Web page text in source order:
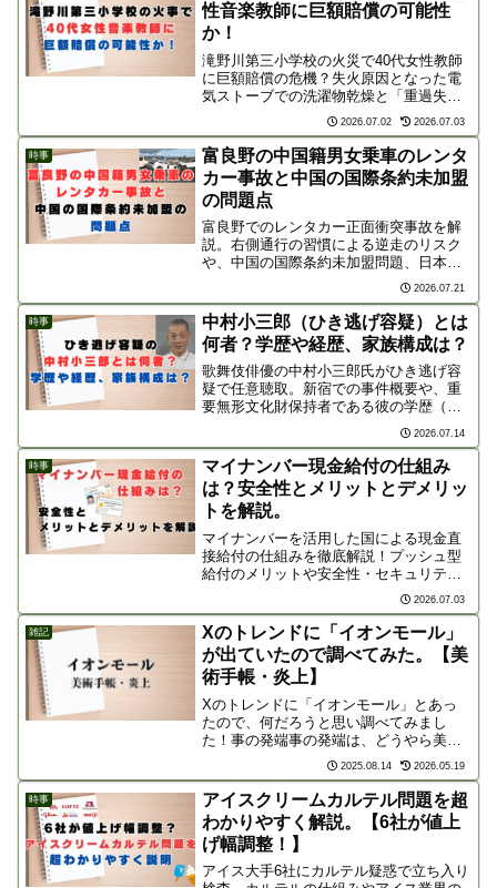
性音楽教師に巨額賠償の可能性
か！
滝野川第三小学校の火災で40代女性教師
に巨額賠償の危機？失火原因となった電
気ストーブでの洗濯物乾燥と「重過失」
の判断基準、学校側の安全管理責任、数
億円規模とされる賠償金の内訳を分かり
やすく解説します。
2026.07.02 2026.07.03
時事
富良野の中国籍男女乗車のレンタ
カー事故と中国の国際条約未加盟
の問題点
富良野でのレンタカー正面衝突事故を解
説。右側通行の習慣による逆走のリスク
や、中国の国際条約未加盟問題、日本で
運転できる理由（カラクリ）、外免切替
の課題や今後求められる事故防止対策を
分かりやすく紹介します。
2026.07.21
時事
中村小三郎（ひき逃げ容疑）とは
何者？学歴や経歴、家族構成は？
歌舞伎俳優の中村小三郎氏がひき逃げ容
疑で任意聴取。新宿での事件概要や、重
要無形文化財保持者である彼の学歴（修
業歴）、経歴、中村屋での家族以上の
絆、今後の書類送検や免許取り消し等の
展開を徹底解説。
2026.07.14
時事
マイナンバー現金給付の仕組み
は？安全性とメリットとデメリッ
トを解説。
マイナンバーを活用した国による現金直
接給付の仕組みを徹底解説！プッシュ型
給付のメリットや安全性・セキュリティ
の課題、減税を求めるネットのリアルな
声まで、新制度の問題点と利便性を分か
りやすく紹介。
2026.07.03
雑記
Xのトレンドに「イオンモール」
が出ていたので調べてみた。【美
術手帳・炎上】
Xのトレンドに「イオンモール」とあっ
たので、何だろうと思い調べてみまし
た！事の発端事の発端は、どうやら美術
専門誌「美術手帖」編集長の橋爪勇介さ
んのポストだったようです。すでにポス
トは非公開になっているようですが、投
稿の内容は、、橋爪勇介さん...
2025.08.14 2026.05.19
時事
アイスクリームカルテル問題を超
わかりやすく解説。【6社が値上
げ幅調整！】
アイス大手6社にカルテル疑惑で立ち入り